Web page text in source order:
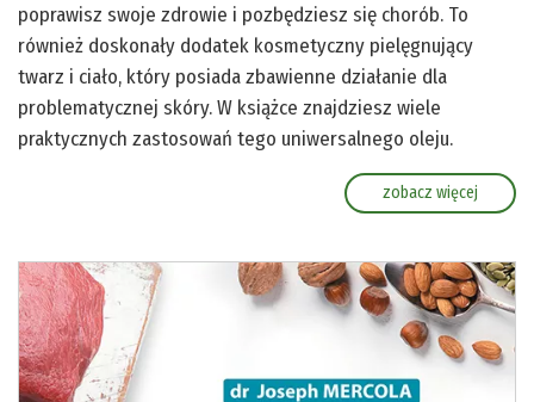
poprawisz swoje zdrowie i pozbędziesz się chorób. To
również doskonały dodatek kosmetyczny pielęgnujący
twarz i ciało, który posiada zbawienne działanie dla
problematycznej skóry. W książce znajdziesz wiele
praktycznych zastosowań tego uniwersalnego oleju.
zobacz więcej